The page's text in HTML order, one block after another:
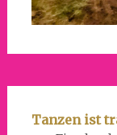
Tanzen ist